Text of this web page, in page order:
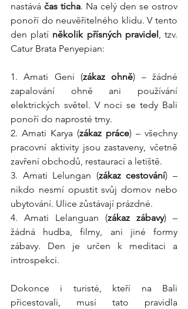
nastává čas ticha. Na celý den se ostrov
ponoří do neuvěřitelného klidu. V tento
den platí několik přísných pravidel , tzv.
Catur Brata Penyepian:
1. Amati Geni (zákaz ohně) – žádné
zapalování ohně ani používání
elektrických světel. V noci se tedy Bali
ponoří do naprosté tmy.
2. Amati Karya (zákaz práce) – všechny
pracovní aktivity jsou zastaveny, včetně
zavření obchodů, restaurací a letiště.
3. Amati Lelungan (zákaz cestování) –
nikdo nesmí opustit svůj domov nebo
ubytování. Ulice zůstávají prázdné.
4. Amati Lelanguan (zákaz zábavy) –
žádná hudba, filmy, ani jiné formy
zábavy. Den je určen k meditaci a
introspekci.
Dokonce i turisté, kteří na Bali
přicestovali, musí tato pravidla